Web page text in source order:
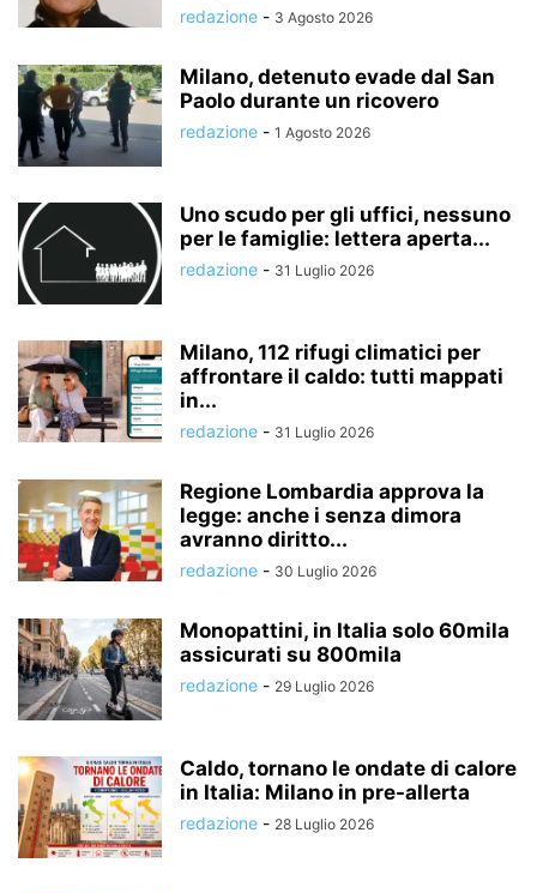
redazione - 3 Agosto 2026
Milano, detenuto evade dal San
Paolo durante un ricovero
redazione - 1 Agosto 2026
Uno scudo per gli uffici, nessuno
per le famiglie: lettera aperta...
redazione - 31 Luglio 2026
Milano, 112 rifugi climatici per
affrontare il caldo: tutti mappati
in...
redazione - 31 Luglio 2026
Regione Lombardia approva la
legge: anche i senza dimora
avranno diritto...
redazione - 30 Luglio 2026
Monopattini, in Italia solo 60mila
assicurati su 800mila
redazione - 29 Luglio 2026
Caldo, tornano le ondate di calore
in Italia: Milano in pre-allerta
redazione - 28 Luglio 2026